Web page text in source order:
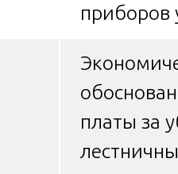
приборов
платы за